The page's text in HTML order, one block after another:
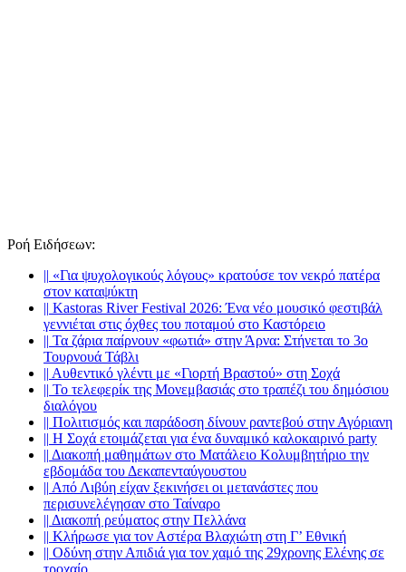
Ροή Ειδήσεων:
|| «Για ψυχολογικούς λόγους» κρατούσε τον νεκρό πατέρα
στον καταψύκτη
|| Kastoras River Festival 2026: Ένα νέο μουσικό φεστιβάλ
γεννιέται στις όχθες του ποταμού στο Καστόρειο
|| Τα ζάρια παίρνουν «φωτιά» στην Άρνα: Στήνεται το 3ο
Τουρνουά Τάβλι
|| Αυθεντικό γλέντι με «Γιορτή Βραστού» στη Σοχά
|| Το τελεφερίκ της Μονεμβασιάς στο τραπέζι του δημόσιου
διαλόγου
|| Πολιτισμός και παράδοση δίνουν ραντεβού στην Αγόριανη
|| Η Σοχά ετοιμάζεται για ένα δυναμικό καλοκαιρινό party
|| Διακοπή μαθημάτων στο Ματάλειο Κολυμβητήριο την
εβδομάδα του Δεκαπενταύγουστου
|| Από Λιβύη είχαν ξεκινήσει οι μετανάστες που
περισυνελέγησαν στο Ταίναρο
|| Διακοπή ρεύματος στην Πελλάνα
|| Κλήρωσε για τον Αστέρα Βλαχιώτη στη Γ’ Εθνική
|| Οδύνη στην Απιδιά για τον χαμό της 29χρονης Ελένης σε
τροχαίο